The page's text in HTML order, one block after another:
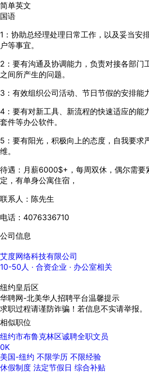
简单英文
国语
1：协助总经理处理日常工作，以及妥当安
户等事宜。
2：要有沟通及协调能力，负责对接各部门
之间所产生的问题。
3：有效组织公司活动、节日节假的安排能
4：要有对新工具、新流程的快速适应的能
套件等办公软件。
5：要有阳光，积极向上的态度，自我要求
维。
待遇：月薪6000$+，每周双休，偶尔需要
定，有单身公寓住宿，
联系人：陈先生
电话：4076336710
公司信息
艾度网络科技有限公司
10-50人 · 合资企业 · 办公室相关
纽约皇后区
华聘网-北美华人招聘平台温馨提示
求职过程请谨防诈骗！若信息不实请举报。
相似职位
纽约市布鲁克林区诚聘全职文员
0K
美国-纽约 不限学历 不限经验
休假制度 法定节假日 综合补贴